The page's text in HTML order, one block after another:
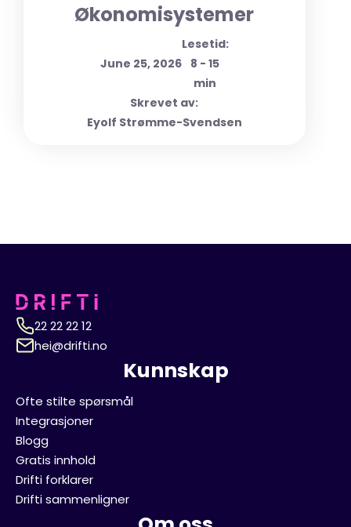
Økonomisystemer
June 25, 2026
Lesetid:
8 - 15
min
Skrevet av:
Eyolf Strømme-Svendsen
22 22 22 12
hei@drifti.no
Kunnskap
Ofte stilte spørsmål
Integrasjoner
Blogg
Gratis innhold
Drifti forklarer
Drifti sammenligner